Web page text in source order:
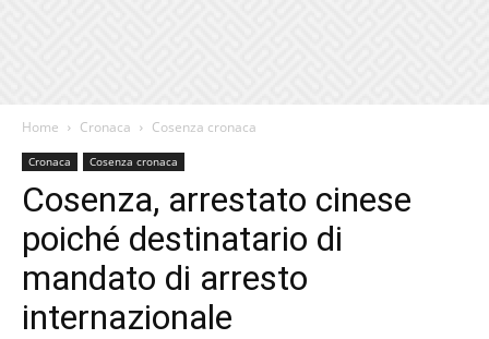
Home Cronaca Cosenza cronaca
Cronaca Cosenza cronaca
Cosenza, arrestato cinese
poiché destinatario di
mandato di arresto
internazionale